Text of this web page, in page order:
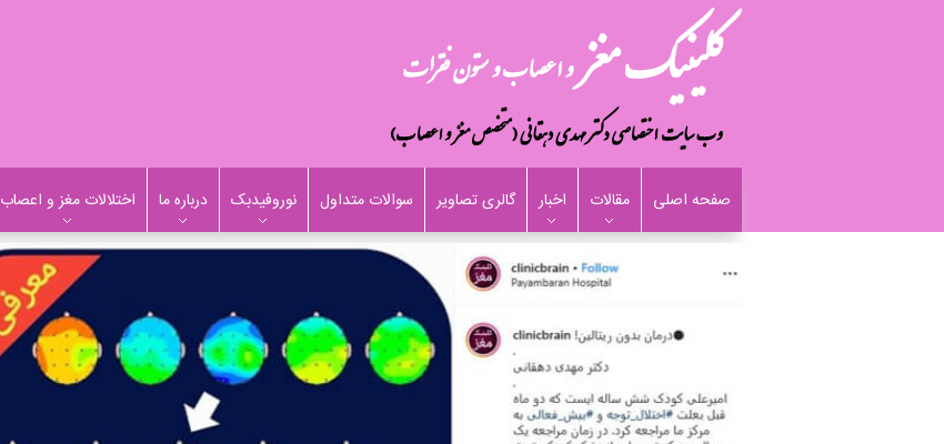
صفحه اصلی مقالات اخبار گالری تصاویر سوالات متداول نوروفیدبک درباره ما اختلالات مغز و اعصاب